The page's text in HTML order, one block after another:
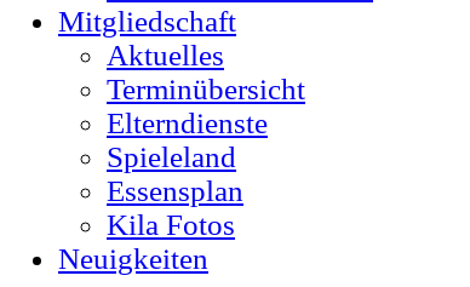
Mitgliedschaft
Aktuelles
Terminübersicht
Elterndienste
Spieleland
Essensplan
Kila Fotos
Neuigkeiten